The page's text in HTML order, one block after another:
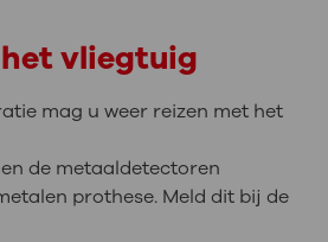
vliegtuig
mag u weer reizen met het
de metaaldetectoren
prothese. Meld dit bij de